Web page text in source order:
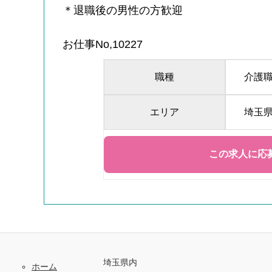
＊退職後の男性の方歓迎
お仕事No,10227
職種 介護
エリア 埼玉
ホーム 埼玉県内